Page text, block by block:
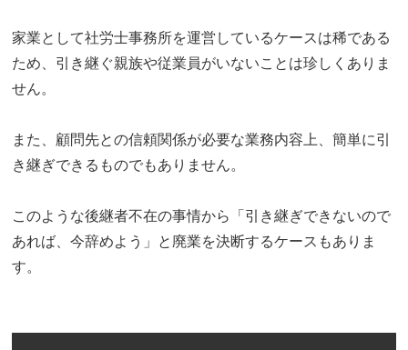
家業として社労士事務所を運営しているケースは稀である
ため、引き継ぐ親族や従業員がいないことは珍しくありま
せん。
また、顧問先との信頼関係が必要な業務内容上、簡単に引
き継ぎできるものでもありません。
このような後継者不在の事情から「引き継ぎできないので
あれば、今辞めよう」と廃業を決断するケースもありま
す。